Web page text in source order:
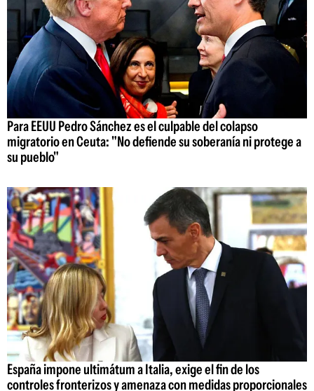
Para EEUU Pedro Sánchez es el culpable del colapso
migratorio en Ceuta: "No defiende su soberanía ni protege a
su pueblo"
España impone ultimátum a Italia, exige el fin de los
controles fronterizos y amenaza con medidas proporcionales